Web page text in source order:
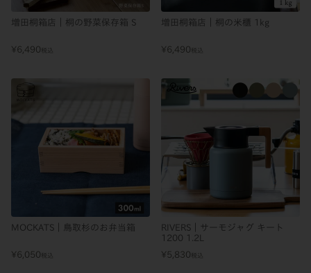
増田桐箱店｜桐の野菜保存箱 S
¥6,490 税込
増田桐箱店｜桐の米櫃 1kg
¥6,490 税込
MOCKATS｜鳥取杉のお弁当箱
¥6,050 税込
RIVERS｜サーモジャグ キート
1200 1.2L
¥ 5,830 税込